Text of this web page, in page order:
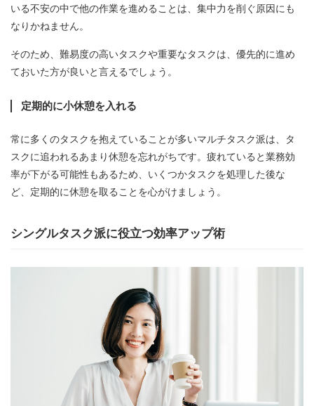
いる不安の中で他の作業を進めることは、集中力を削ぐ原因にも
なりかねません。
そのため、難易度の高いタスクや重要なタスクは、優先的に進め
ておいた方が良いと言えるでしょう。
定期的に小休憩を入れる
常に多くのタスクを抱えていることが多いマルチタスク派は、タ
スクに追われるあまり休憩を忘れがちです。疲れていると業務効
率が下がる可能性もあるため、いくつかタスクを処理した後な
ど、定期的に休憩を取ることを心がけましょう。
シングルタスク派に役立つ効率アップ術